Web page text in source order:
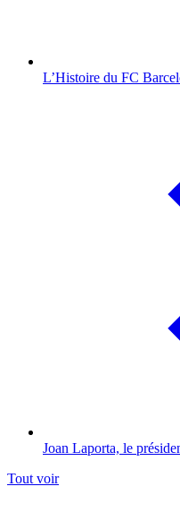
L’Histoire du FC
Joan Laporta, le
Tout voir